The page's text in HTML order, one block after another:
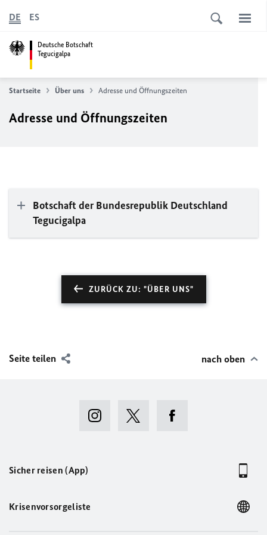
Deutsche Botschaft
Tegucigalpa
DE ES
Startseite Über uns Adresse und Öffnungszeiten
Adresse und Öffnungszeiten
Botschaft der Bundesrepublik Deutschland
Tegucigalpa
ZURÜCK ZU: "ÜBER UNS"
Seite teilen nach oben
Sicher reisen (App)
Krisenvorsorgeliste